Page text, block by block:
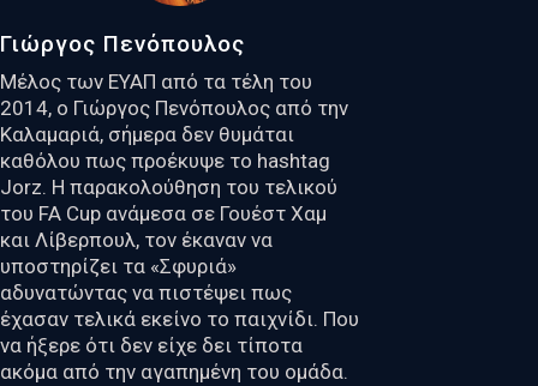
Γιώργος Πενόπουλος
Μέλος των ΕΥΑΠ από τα τέλη του
2014, ο Γιώργος Πενόπουλος από την
Καλαμαριά, σήμερα δεν θυμάται
καθόλου πως προέκυψε το hashtag
Jorz. Η παρακολούθηση του τελικού
του FA Cup ανάμεσα σε Γουέστ Χαμ
και Λίβερπουλ, τον έκαναν να
υποστηρίζει τα «Σφυριά»
αδυνατώντας να πιστέψει πως
έχασαν τελικά εκείνο το παιχνίδι. Που
να ήξερε ότι δεν είχε δει τίποτα
ακόμα από την αγαπημένη του ομάδα.